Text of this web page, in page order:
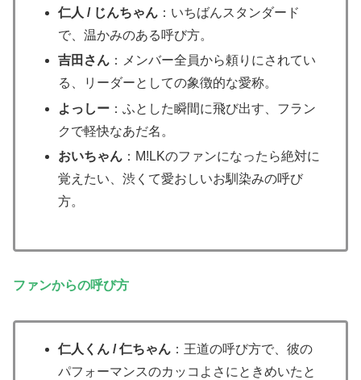
仁人 / じんちゃん ：いちばんスタンダード
で、温かみのある呼び方。
吉田さん ：メンバー全員から頼りにされてい
る、リーダーとしての象徴的な愛称。
よっしー ：ふとした瞬間に飛び出す、フラン
クで軽快なあだ名。
おいちゃん ：M!LKのファンになったら絶対に
覚えたい、渋くて愛おしいお馴染みの呼び
方。
ファンからの呼び方
仁人くん / 仁ちゃん ：王道の呼び方で、彼の
パフォーマンスのカッコよさにときめいたと